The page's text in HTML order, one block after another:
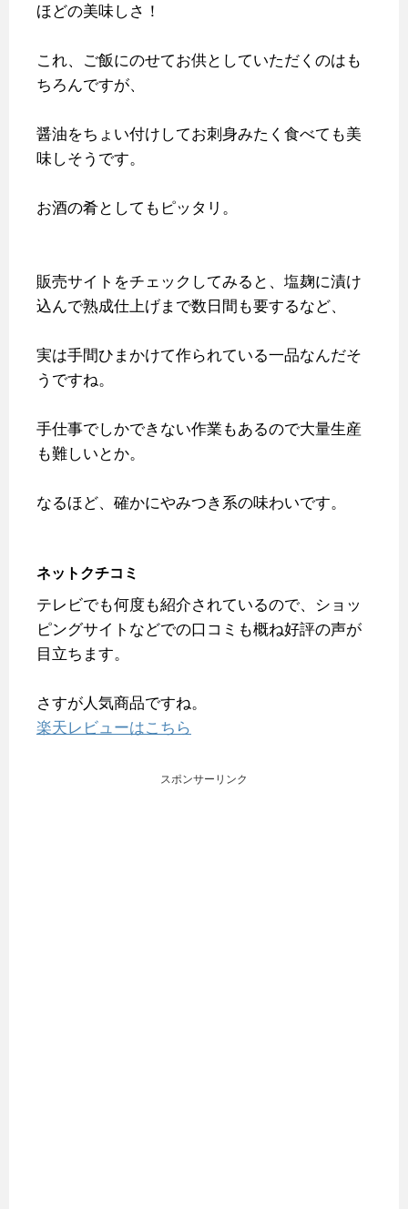
ほどの美味しさ！
これ、ご飯にのせてお供としていただくのはも
ちろんですが、
醤油をちょい付けしてお刺身みたく食べても美
味しそうです。
お酒の肴としてもピッタリ。
販売サイトをチェックしてみると、塩麹に漬け
込んで熟成仕上げまで数日間も要するなど、
実は手間ひまかけて作られている一品なんだそ
うですね。
手仕事でしかできない作業もあるので大量生産
も難しいとか。
なるほど、確かにやみつき系の味わいです。
ネットクチコミ
テレビでも何度も紹介されているので、ショッ
ピングサイトなどでの口コミも概ね好評の声が
目立ちます。
さすが人気商品ですね。
楽天レビューはこちら
スポンサーリンク